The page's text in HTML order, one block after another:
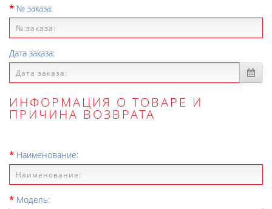
№ заказа:
Дата заказа:
ИНФОРМАЦИЯ О ТОВАРЕ И
ПРИЧИНА ВОЗВРАТА
Наименование:
Модель: